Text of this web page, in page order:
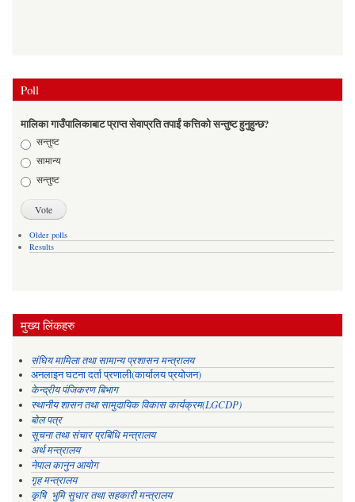
Poll
मालिका गाउँपालिकाबाट प्राप्त सेवाप्रति तपाईं कत्तिको सन्तुष्ट हुनुहुन्छ?
Choices
सन्तुष्ट
सामान्य
सन्तुष्ट
Older polls
Results
मुख्य लिंकहरु
संघिय मामिला तथा सामान्य प्रशासन मन्त्रालय
अनलाइन घटना दर्ता प्रणाली(कार्यालय प्रयोजन)
केन्द्रीय पंजिकरण बिभाग
स्थानीय शासन तथा सामुदायिक विकास कार्यक्रम(LGCDP)
बोल पत्र
सूचना तथा संचार प्रबिधि मन्त्रालय
अर्थ मन्त्रालय
नेपाल कानुन आयोग
गृह मन्त्रालय
कृषि भुमि सुधार तथा सहकारी मन्त्रालय